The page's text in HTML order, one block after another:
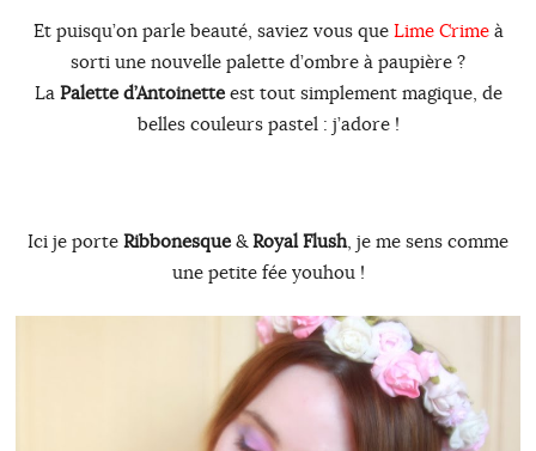
Et puisqu’on parle beauté, saviez vous que Lime Crimeà
sorti une nouvelle palette d’ombre à paupière ?
La Palette d’Antoinetteest tout simplement magique, de
belles couleurs pastel : j’adore !
Ici je porte Ribbonesque &Royal Flush, je me sens comme
une petite fée youhou !